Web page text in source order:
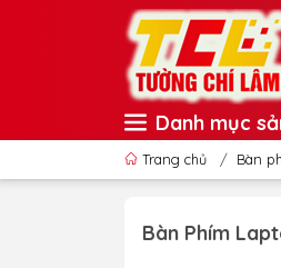
Danh mục
Trang chủ / Bàn
Bàn Phím